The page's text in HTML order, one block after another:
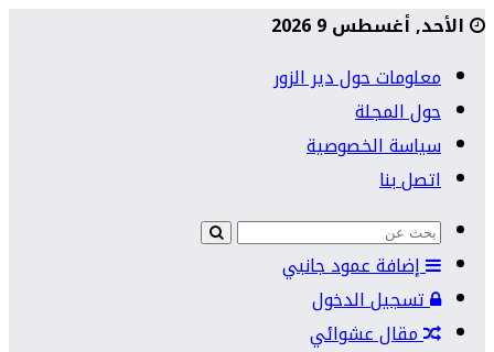
الأحد, أغسطس 9 2026
معلومات حول دير الزور
حول المجلة
سياسة الخصوصية
اتصل بنا
إضافة عمود جانبي
تسجيل الدخول
مقال عشوائي